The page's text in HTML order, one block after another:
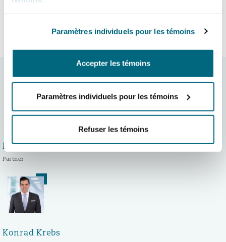
Paramètres individuels pour les témoins
Accepter les témoins
Paramètres individuels pour les témoins
Refuser les témoins
Partager: LinkedInFacebook
TwitterCopy
Neil Beresford
Partner
Konrad Krebs